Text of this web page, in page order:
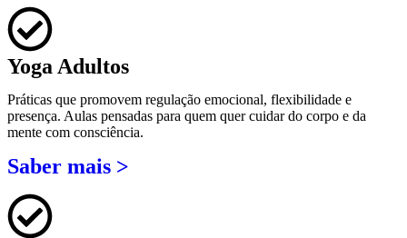
Yoga Adultos
Práticas que promovem regulação emocional, flexibilidade e
presença. Aulas pensadas para quem quer cuidar do corpo e da
mente com consciência.
Saber mais >